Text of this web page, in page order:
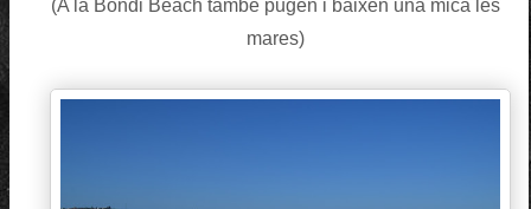
(A la Bondi Beach també pugen i baixen una mica les
mares)